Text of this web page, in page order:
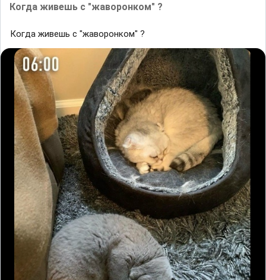
Когда живешь с "жаворонком" ?
Когда живешь с "жаворонком" ?